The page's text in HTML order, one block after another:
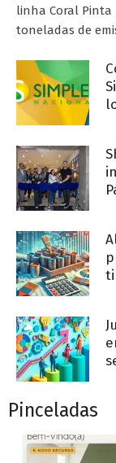
linha Coral Pinta
toneladas de
Pinceladas